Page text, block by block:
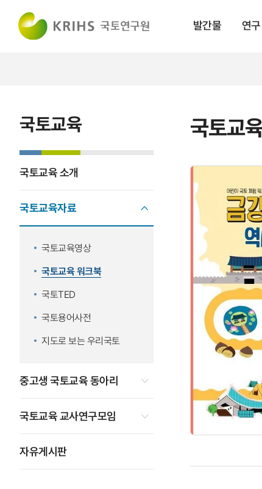
발간물 연
국토교
국토교육
국토교육 소개
국토교육자료
국토교육영상
국토교육 워크북
국토TED
국토용어사전
지도로 보는 우리국토
중고생 국토교육 동아리
국토교육 교사연구모임
자유게시판